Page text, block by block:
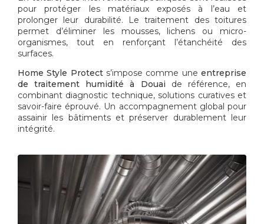
pour protéger les matériaux exposés à l’eau et
prolonger leur durabilité. Le traitement des toitures
permet d’éliminer les mousses, lichens ou micro-
organismes, tout en renforçant l’étanchéité des
surfaces.
Home Style Protects’impose comme uneentreprise
de traitement humidité à Douai de référence, en
combinant diagnostic technique, solutions curatives et
savoir-faire éprouvé. Un accompagnement global pour
assainir les bâtiments et préserver durablement leur
intégrité.